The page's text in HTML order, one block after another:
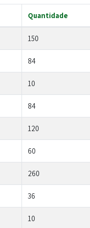
Quantidade
150
84
10
84
120
60
260
36
10